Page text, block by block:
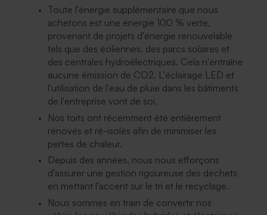
Toute l'énergie supplémentaire que nous
achetons est une énergie 100 % verte,
provenant de projets d'énergie renouvelable
tels que des éoliennes, des parcs solaires et
des centrales hydroélectriques. Cela n'entraîne
aucune émission de CO2. L'éclairage LED et
l'utilisation de l'eau de pluie dans les bâtiments
de l'entreprise vont de soi.
Nos toits ont récemment été entièrement
rénovés et ré-isolés afin de minimiser les
pertes de chaleur.
Depuis des années, nous nous efforçons
d'assurer une gestion rigoureuse des déchets
en mettant l'accent sur le tri et le recyclage.
Nous sommes en train de convertir nos